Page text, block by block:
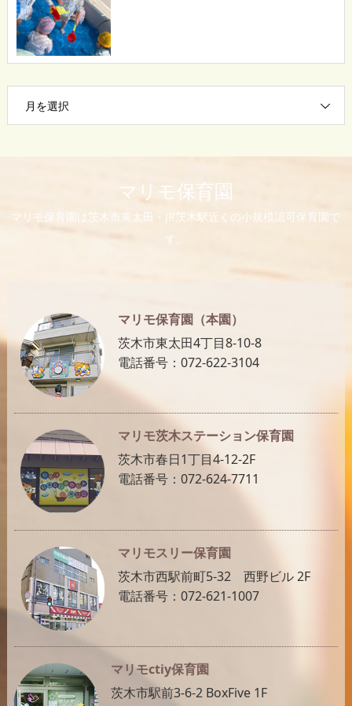
月を選択
マリモ保育園
マリモ保育園は茨木市東太田・JR茨木駅近くの小規模認可保育園で
す。
マリモ保育園（本園）
茨木市東太田4丁目8-10-8
電話番号：072-622-3104
マリモ茨木ステーション保育園
茨木市春日1丁目4-12-2F
電話番号：072-624-7711
マリモスリー保育園
茨木市西駅前町5-32 西野ビル 2F
電話番号：072-621-1007
マリモctiy保育園
茨木市駅前3-6-2 BoxFive 1F